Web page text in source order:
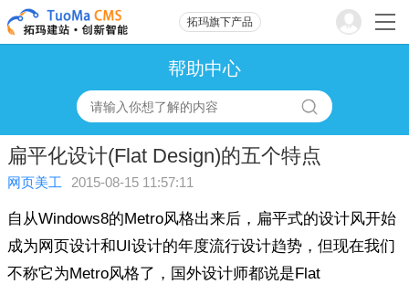
拓玛旗下产品
帮助中心
扁平化设计(Flat Design)的五个特点
网页美工 2015-08-15 11:57:11
自从Windows8的Metro风格出来后，扁平式的设计风开始
成为网页设计和UI设计的年度流行设计趋势，但现在我们
不称它为Metro风格了，国外设计师都说是Flat